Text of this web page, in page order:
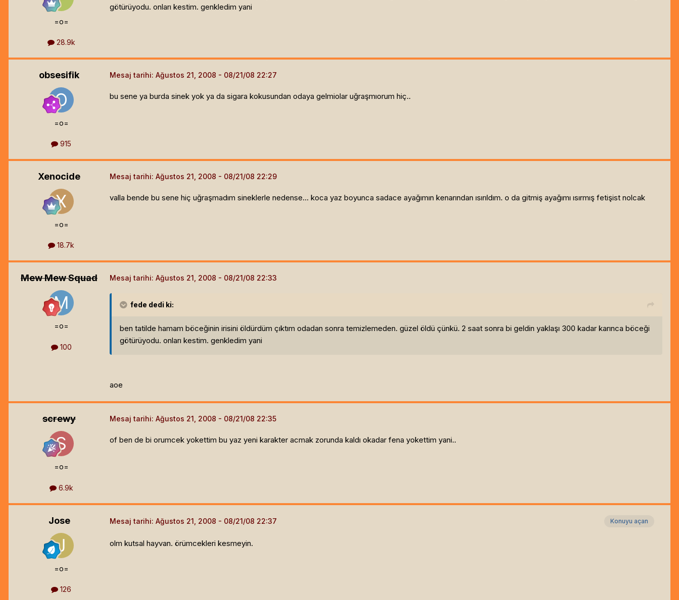
=o=
28.9k
götürüyodu. onları kestim. genkledim yani
obsesifik
=o=
915
Mesaj tarihi: Ağustos 21, 2008
bu sene ya burda sinek yok ya da sigara kokusundan odaya gelmiolar uğraşmıorum hiç..
Xenocide
=o=
18.7k
Mesaj tarihi: Ağustos 21, 2008
valla bende bu sene hiç uğraşmadım sineklerle nedense... koca yaz boyunca sadace ayağımın kenarından ısırıldım. o da gitmiş ayağımı ısırmış fetişist nolcak
Mew Mew Squad
=o=
100
Mesaj tarihi: Ağustos 21, 2008
fede dedi ki:
ben tatilde hamam böceğinin irisini öldürdüm çıktım odadan sonra temizlemeden. güzel öldü çünkü. 2 saat sonra bi geldin yaklaşı 300 kadar karınca böceği
götürüyodu. onları kestim. genkledim yani
aoe
screwy
=o=
6.9k
Mesaj tarihi: Ağustos 21, 2008
of ben de bi orumcek yokettim bu yaz yeni karakter acmak zorunda kaldı okadar fena yokettim yani..
Jose
=o=
126
Konuyu açan
Mesaj tarihi: Ağustos 21, 2008
olm kutsal hayvan. örümcekleri kesmeyin.